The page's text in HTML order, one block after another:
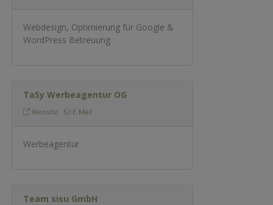
Webdesign, Optimierung für Google &
WordPress Betreuung
TaSy Werbeagentur OG
Website E-Mail
Werbeagentur
Team sisu GmbH